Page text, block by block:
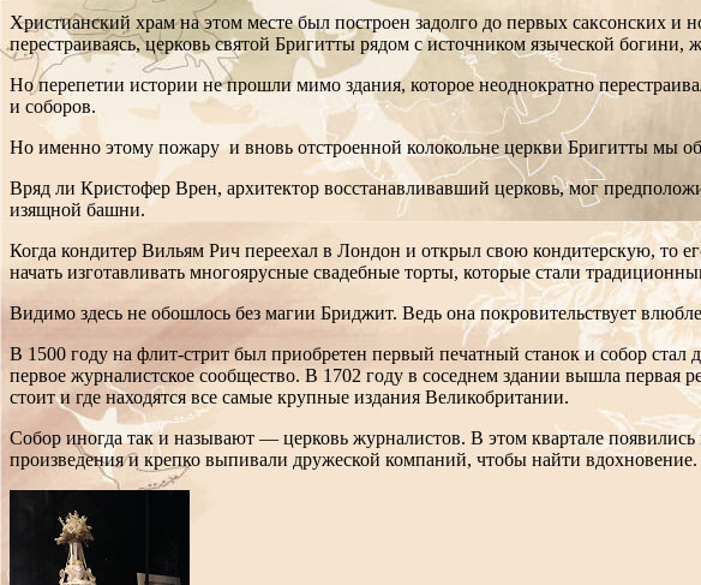
Христианский храм на этом месте был построен задолго до первых саксонских и
перестраиваясь, церковь святой Бригитты рядом с источником языческой
Но перепетии истории не прошли мимо здания, которое неоднократно
и соборов.
Но именно этому пожару и вновь отстроенной колокольне церкви Бригитты мы
Вряд ли Кристофер Врен, архитектор восстанавливавший церковь, мог
изящной башни.
Когда кондитер Вильям Рич переехал в Лондон и открыл свою кондитерскую, то
начать изготавливать многоярусные свадебные торты, которые стали
Видимо здесь не обошлось без магии Бриджит. Ведь она покровительствует
В 1500 году на флит-стрит был приобретен первый печатный станок и собор
первое журналистское сообщество. В 1702 году в соседнем здании вышла первая
стоит и где находятся все самые крупные издания Великобритании.
Собор иногда так и называют — церковь журналистов. В этом квартале
произведения и крепко выпивали дружеской компаний, чтобы найти вдохновение.